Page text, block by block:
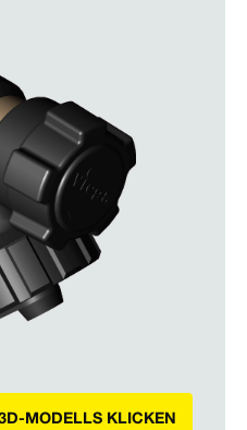
MODELLS KLICKEN